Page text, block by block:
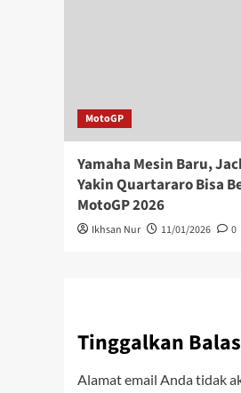
MotoGP
Yamaha Mesin Baru,
Yakin Quartararo Bisa
MotoGP 2026
Ikhsan Nur 11/01/2026 0
Tinggalkan
Alamat email Anda tidak